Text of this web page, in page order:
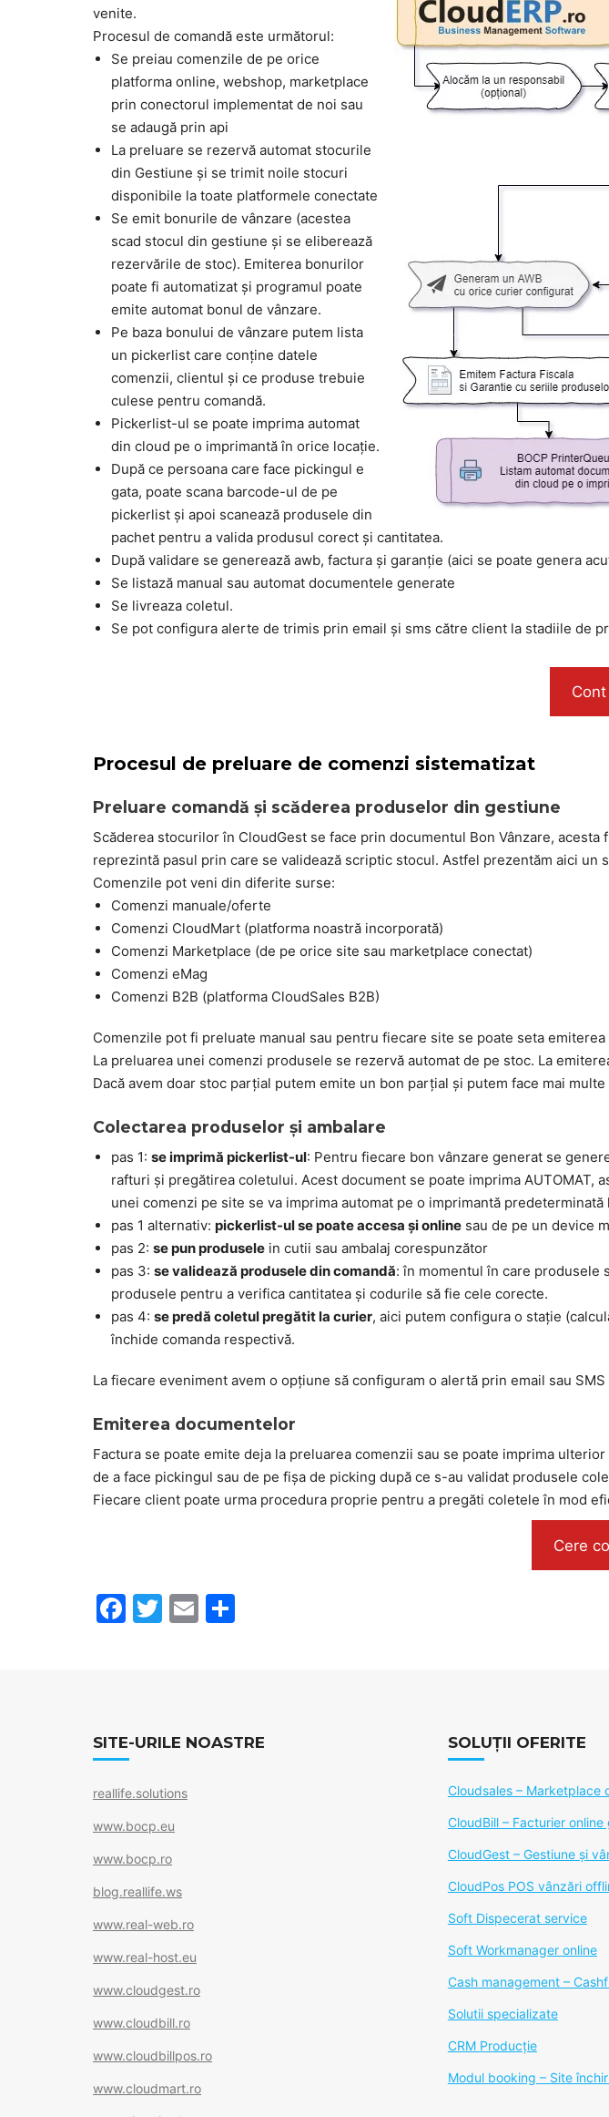
venite.
Procesul de comandă este următorul:
Se preiau comenzile de pe orice
platforma online, webshop, marketplace
prin conectorul implementat de noi sau
se adaugă prin api
La preluare se rezervă automat stocurile
din Gestiune și se trimit noile stocuri
disponibile la toate platformele conectate
Se emit bonurile de vânzare (acestea
scad stocul din gestiune și se eliberează
rezervările de stoc). Emiterea bonurilor
poate fi automatizat și programul poate
emite automat bonul de vânzare.
Pe baza bonului de vânzare putem lista
un pickerlist care conține datele
comenzii, clientul și ce produse trebuie
culese pentru comandă.
Pickerlist-ul se poate imprima automat
din cloud pe o imprimantă în orice locație.
După ce persoana care face pickingul e
gata, poate scana barcode-ul de pe
pickerlist și apoi scanează produsele din
pachet pentru a valida produsul corect și cantitatea.
După validare se generează awb, factura și garanție (aici se poate genera
Se listază manual sau automat documentele generate
Se livreaza coletul.
Se pot configura alerte de trimis prin email și sms către client la stadiile de
Procesul de preluare de comenzi sistematizat
Preluare comandă și scăderea produselor din gestiune
Scăderea stocurilor în CloudGest se face prin documentul Bon Vânzare,
reprezintă pasul prin care se validează scriptic stocul. Astfel prezentăm aici
Comenzile pot veni din diferite surse:
Comenzi manuale/oferte
Comenzi CloudMart (platforma noastră incorporată)
Comenzi Marketplace (de pe orice site sau marketplace conectat)
Comenzi eMag
Comenzi B2B (platforma CloudSales B2B)
Comenzile pot fi preluate manual sau pentru fiecare site se poate seta
La preluarea unei comenzi produsele se rezervă automat de pe stoc. La
Dacă avem doar stoc parțial putem emite un bon parțial și putem face mai
Colectarea produselor și ambalare
pas 1: se imprimă pickerlist-ul: Pentru fiecare bon vânzare generat se
rafturi și pregătirea coletului. Acest document se poate imprima
unei comenzi pe site se va imprima automat pe o imprimantă
pas 1 alternativ: pickerlist-ul se poate accesa și online sau de pe un device
pas 2: se pun produsele in cutii sau ambalaj corespunzător
pas 3: se validează produsele din comandă: în momentul în care produsele
produsele pentru a verifica cantitatea și codurile să fie cele corecte.
pas 4: se predă coletul pregătit la curier, aici putem configura o stație
închide comanda respectivă.
La fiecare eveniment avem o opțiune să configuram o alertă prin email sau
Emiterea documentelor
Factura se poate emite deja la preluarea comenzii sau se poate imprima
de a face pickingul sau de pe fișa de picking după ce s-au validat produsele
Fiecare client poate urma procedura proprie pentru a pregăti coletele în mod
Cere
F
o
o
k
T
E
SITE-URILE NOASTRE
reallife.solutions
www.bocp.eu
www.bocp.ro
blog.reallife.ws
www.real-web.ro
www.real-host.eu
www.cloudgest.ro
www.cloudbill.ro
www.cloudbillpos.ro
www.cloudmart.ro
SOLUȚII OFERITE
Cloudsales – Marketplace
CloudBill – Facturier online
CloudGest – Gestiune și
CloudPos POS vânzări
Soft Dispecerat service
Soft Workmanager online
Cash management –
Solutii specializate
CRM Producție
Modul booking – Site